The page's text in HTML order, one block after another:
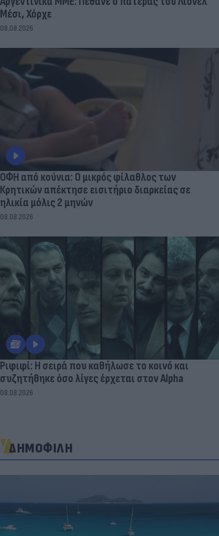
Μέσι, Χόρχε
08.08.2026
ΟΦΗ από κούνια: Ο μικρός φίλαθλος των
Κρητικών απέκτησε εισιτήριο διαρκείας σε
ηλικία μόλις 2 μηνών
08.08.2026
Ριφιφί: Η σειρά που καθήλωσε το κοινό και
συζητήθηκε όσο λίγες έρχεται στον Alpha
08.08.2026
ΔΗΜΟΦΙΛΗ